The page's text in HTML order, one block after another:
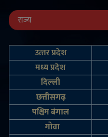
राज्य
उत्‍तर प्रदेश
मध्य प्रदेश
दिल्‍ली
छत्तीसगढ़
पश्चिम बंगाल
गोवा